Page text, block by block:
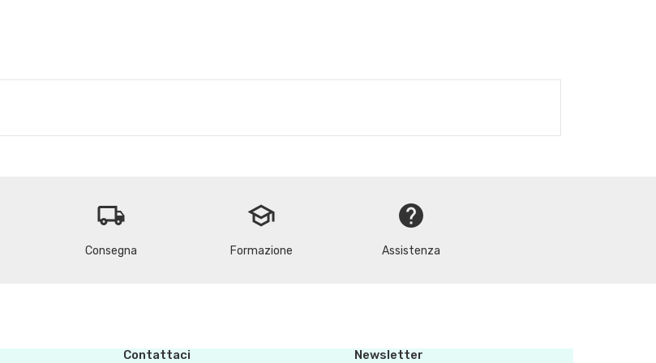
local_shipping
Consegna
school
Formazione
help
Assistenza
Contattaci Newsletter